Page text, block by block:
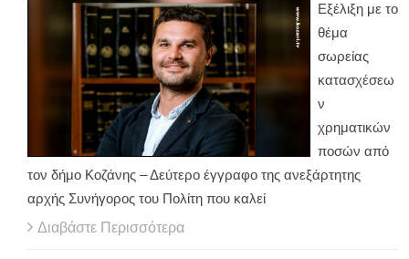
Εξέλιξη με το
θέμα
σωρείας
κατασχέσεω
ν
χρηματικών
ποσών από
τον δήμο Κοζάνης – Δεύτερο έγγραφο της ανεξάρτητης
αρχής Συνήγορος του Πολίτη που καλεί
Διαβάστε Περισσότερα